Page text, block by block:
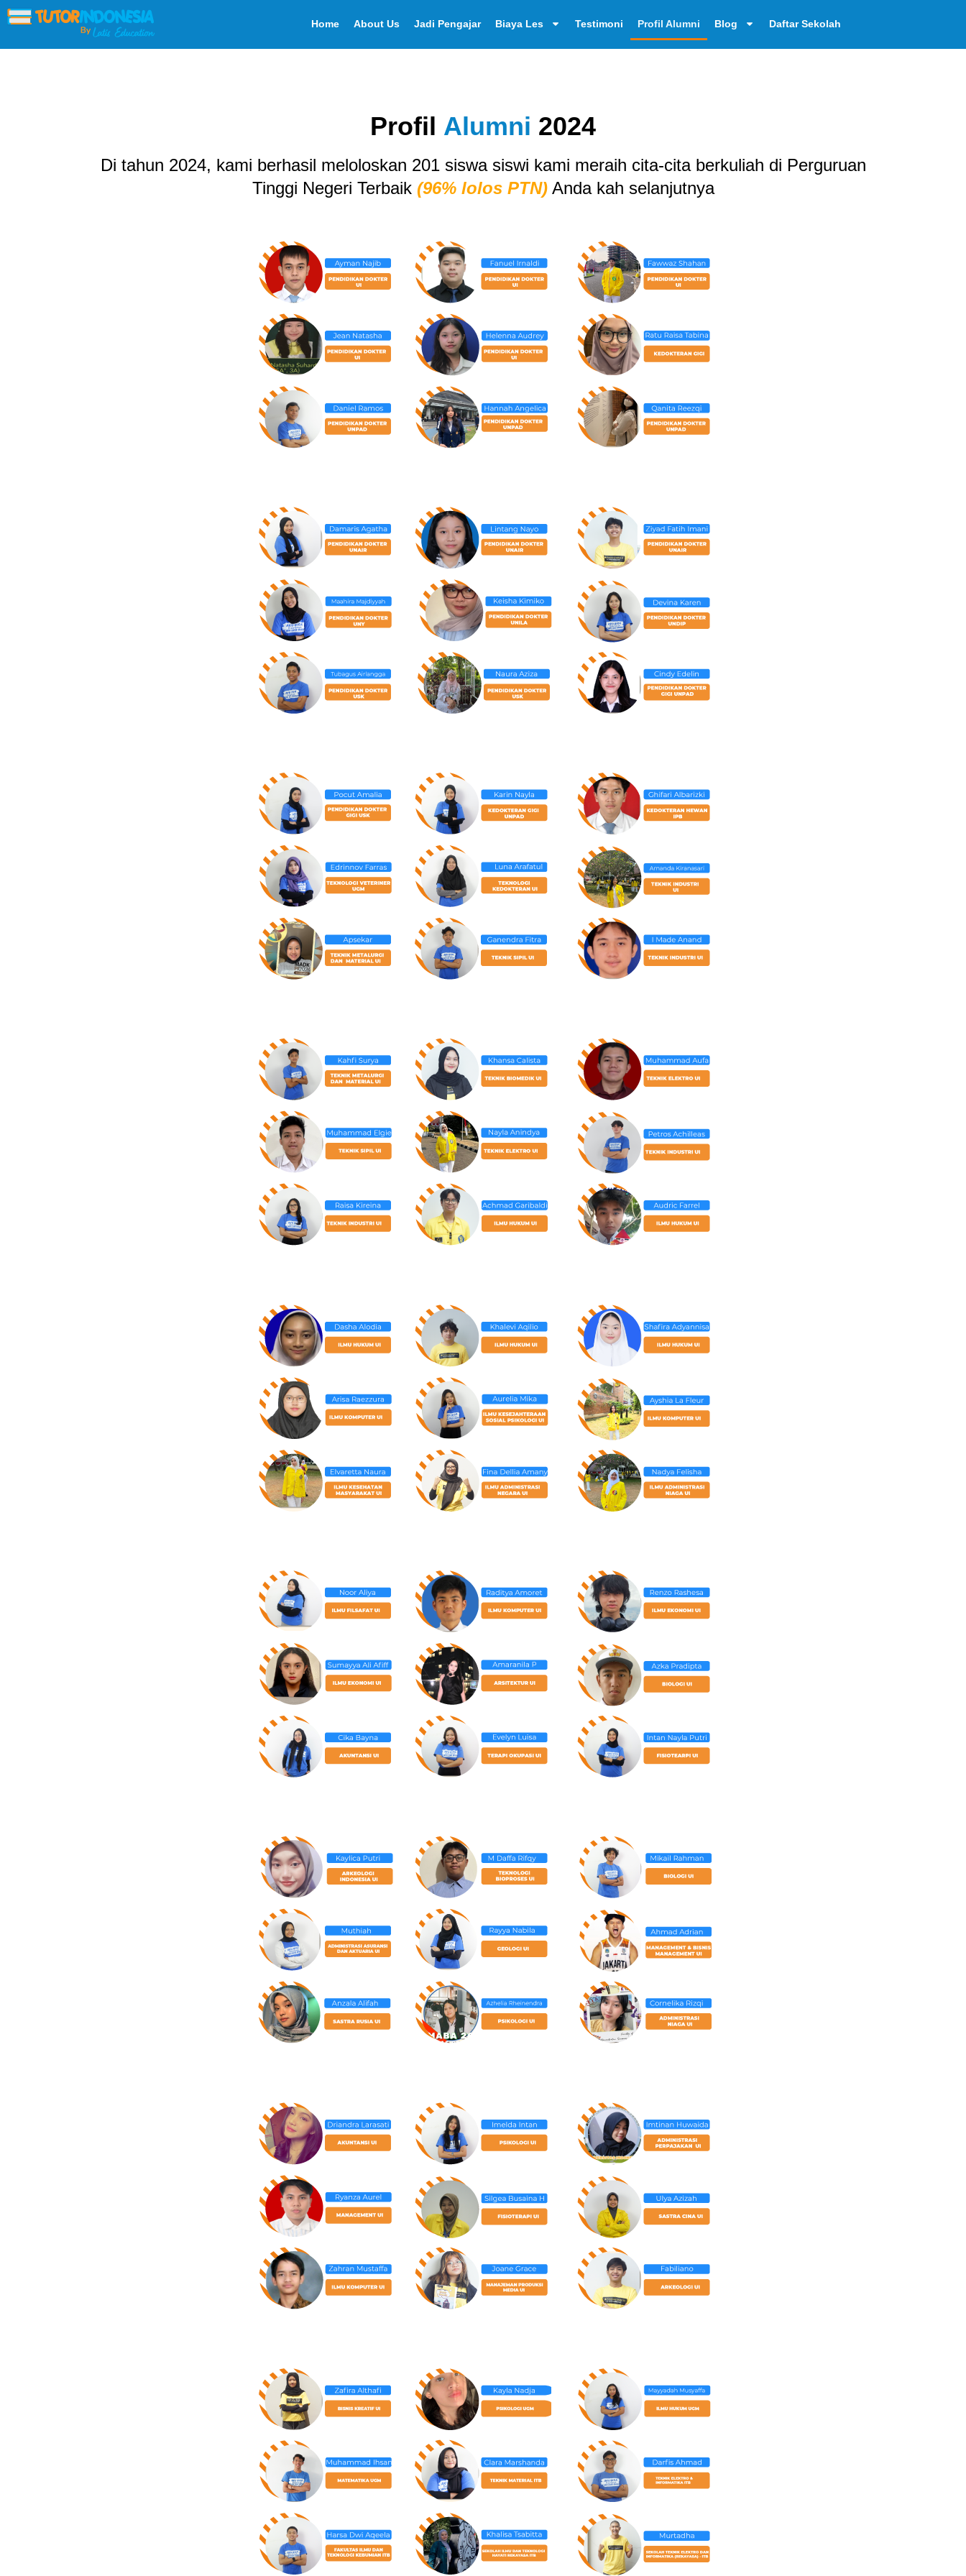
Home About Us Jadi Pengajar Biaya Les Testimoni Profil Alumni Blog Daftar Sekolah
Profil Alumni 2024
Di tahun 2024, kami berhasil meloloskan 201 siswa siswi kami meraih cita-cita berkuliah di Perguruan
Tinggi Negeri Terbaik (96% lolos PTN)Anda kah selanjutnya